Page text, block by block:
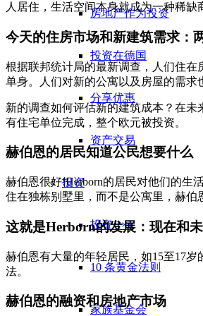
房地产作为投资
投资在德国
分享优惠
资产交易
投资
投资 1×1
10 条黄金法则
家族基金会
人居住，生活空间本身就成为一种稀缺
今天的住房市场和新建筑需求：
根据联邦统计局的最新调查，人们住
单身。人们对新的公寓以及房屋的需求
新的调查如何评估新的建筑成本？在未
有住宅单位完成，整个欧元被投资。
赫伯恩的居民知道公民想要什么
赫伯恩很好!Herborn的居民对他们的生
住在独栋别墅里，而不是公寓里，赫伯
这就是Herborn的发展：现在和
赫伯恩有大量的年轻居民，如15至17
法。
赫伯恩的融资和房地产市场